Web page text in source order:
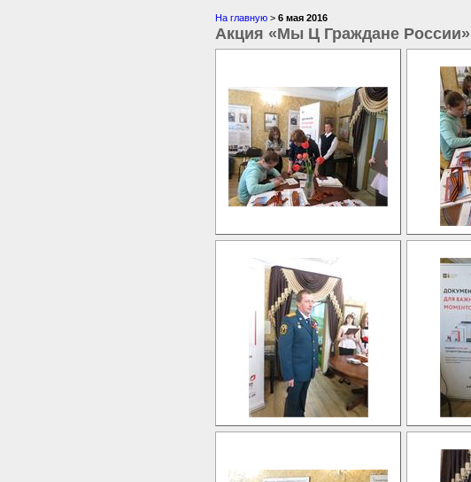
На главную > 6 мая 2016
Акция «Мы Ц Граждане России»